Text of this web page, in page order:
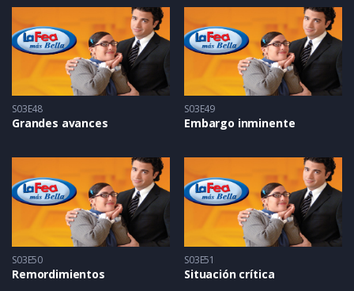
S03E48
Grandes avances
S03E49
Embargo inminente
S03E50
Remordimientos
S03E51
Situación crítica